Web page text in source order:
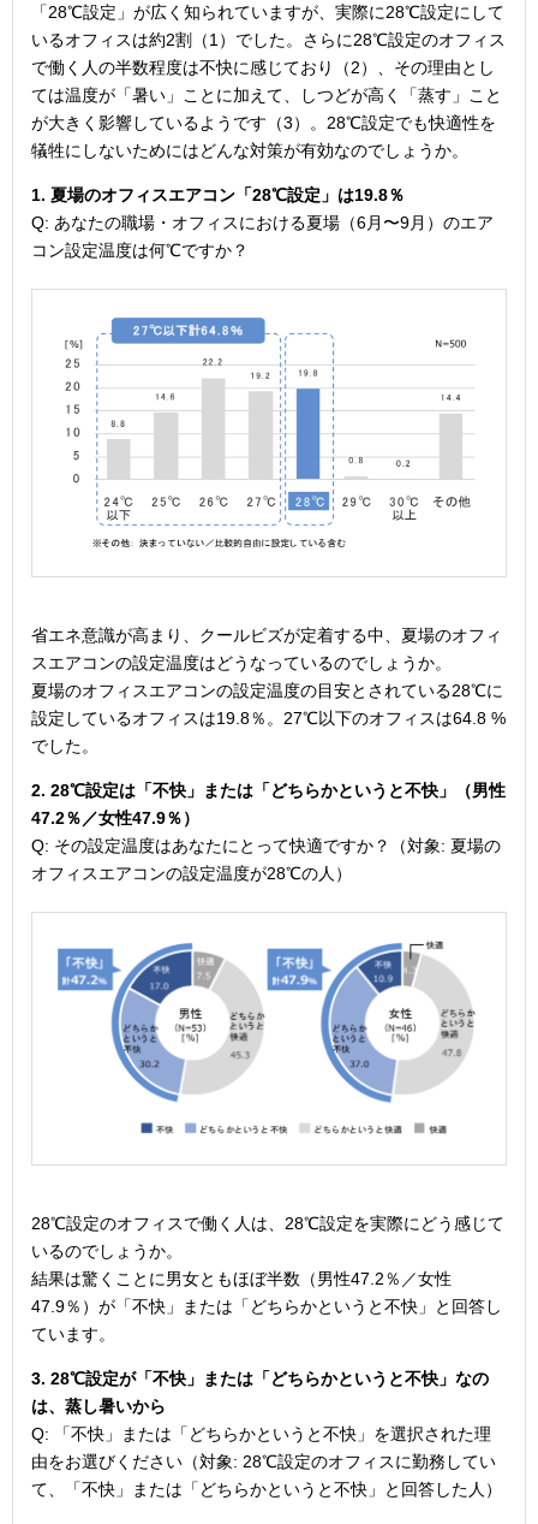
「28℃設定」が広く知られていますが、実際に28℃設定にして
いるオフィスは約2割（1）でした。さらに28℃設定のオフィス
で働く人の半数程度は不快に感じており（2）、その理由とし
ては温度が「暑い」ことに加えて、しつどが高く「蒸す」こと
が大きく影響しているようです（3）。28℃設定でも快適性を
犠牲にしないためにはどんな対策が有効なのでしょうか。
1. 夏場のオフィスエアコン「28℃設定」は19.8％
Q: あなたの職場・オフィスにおける夏場（6月〜9月）のエア
コン設定温度は何℃ですか？
省エネ意識が高まり、クールビズが定着する中、夏場のオフィ
スエアコンの設定温度はどうなっているのでしょうか。
夏場のオフィスエアコンの設定温度の目安とされている28℃に
設定しているオフィスは19.8％。27℃以下のオフィスは64.8 %
でした。
2. 28℃設定は「不快」または「どちらかというと不快」（男性
47.2％／女性47.9％）
Q: その設定温度はあなたにとって快適ですか？（対象: 夏場の
オフィスエアコンの設定温度が28℃の人）
28℃設定のオフィスで働く人は、28℃設定を実際にどう感じて
いるのでしょうか。
結果は驚くことに男女ともほぼ半数（男性47.2％／女性
47.9％）が「不快」または「どちらかというと不快」と回答し
ています。
3. 28℃設定が「不快」または「どちらかというと不快」なの
は、蒸し暑いから
Q: 「不快」または「どちらかというと不快」を選択された理
由をお選びください（対象: 28℃設定のオフィスに勤務してい
て、「不快」または「どちらかというと不快」と回答した人）